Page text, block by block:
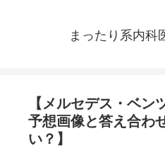
まったり系内科
【メルセデス・ベン
予想画像と答え合わ
い？】